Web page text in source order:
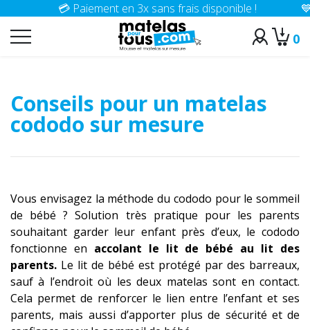
💳 Paiement en 3x sans frais disponible !
0
Accueil
Conseils pour un matelas
cododo sur mesure
Vous envisagez la méthode du cododo pour le sommeil
de bébé ? Solution très pratique pour les parents
souhaitant garder leur enfant près d’eux, le cododo
fonctionne en accolant le lit de bébé au lit des
parents. Le lit de bébé est protégé par des barreaux,
sauf à l’endroit où les deux matelas sont en contact.
Cela permet de renforcer le lien entre l’enfant et ses
parents, mais aussi d’apporter plus de sécurité et de